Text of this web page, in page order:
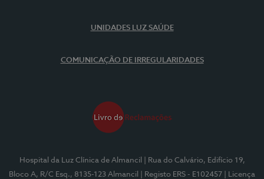
UNIDADES LUZ SAÚDE
COMUNICAÇÃO DE IRREGULARIDADES
Hospital da Luz Clínica de Almancil
| Rua do Calvário, Edifício 19,
Bloco A, R/C Esq., 8135-123 Almancil
| Registo ERS - E102457
| Licença